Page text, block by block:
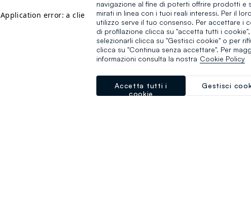
Application error: a client-side exception has occurred (see the
navigazione al fine di poterti offrire prodotti e
mirati in linea con i tuoi reali interessi. Per il loro
utilizzo serve il tuo consenso. Per accettare i
di profilazione clicca su "accetta tutti i
selezionarli clicca su "Gestisci cookie" o per
clicca su "Continua senza accettare". Per
informazioni consulta la nostra Cookie Policy
Gestisci
Accetta tutti i
cookie